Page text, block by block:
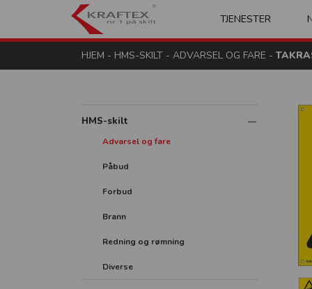
Kraftex - nr 1 på
TJENESTER
HJEM - HMS-SKILT - ADVARSEL OG FARE -
HMS-skilt
Advarsel og fare
Påbud
Forbud
Brann
Redning og rømning
Diverse